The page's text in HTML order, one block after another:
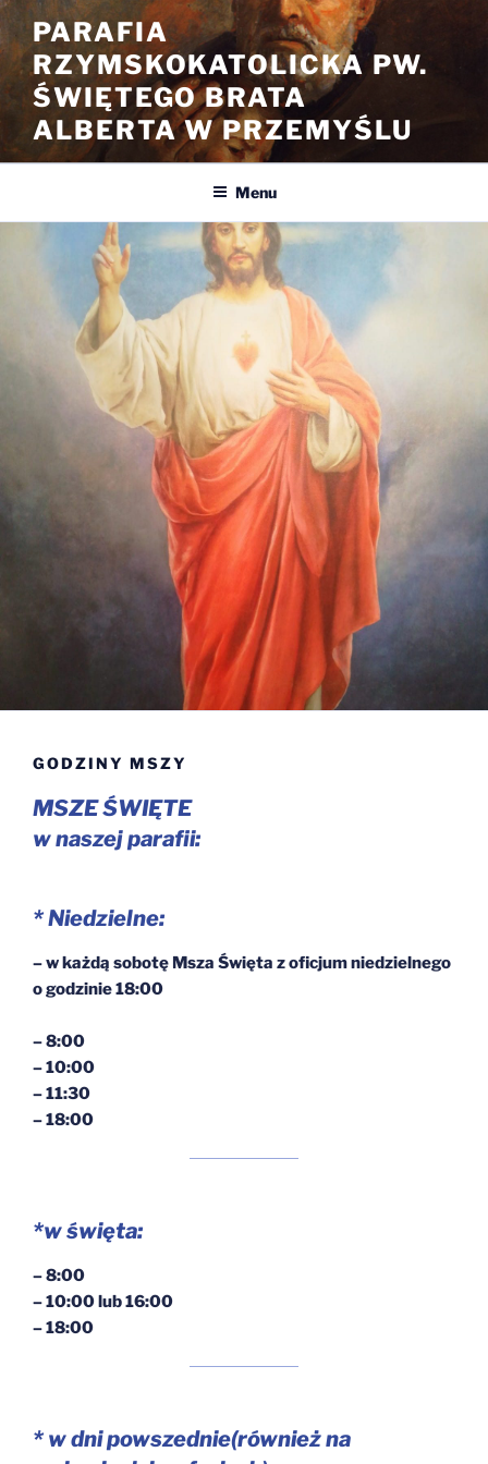
Przejdź
do
treści
PARAFIA
RZYMSKOKATOLICKA PW.
ŚWIĘTEGO BRATA
ALBERTA W PRZEMYŚLU
Menu
GODZINY MSZY
MSZE ŚWIĘTE
w naszej parafii:
*Niedzielne:
– w każdą sobotę Msza Święta z oficjum niedzielnego
o godzinie 18:00
– 8:00
– 10:00
– 11:30
– 18:00
*w święta:
– 8:00
– 10:00 lub 16:00
– 18:00
* w dni powszednie(również na